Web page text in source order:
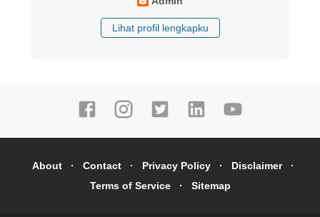
Lihat profil lengkapku
About Contact Privacy Policy
Disclaimer
Terms of Service
Sitemap